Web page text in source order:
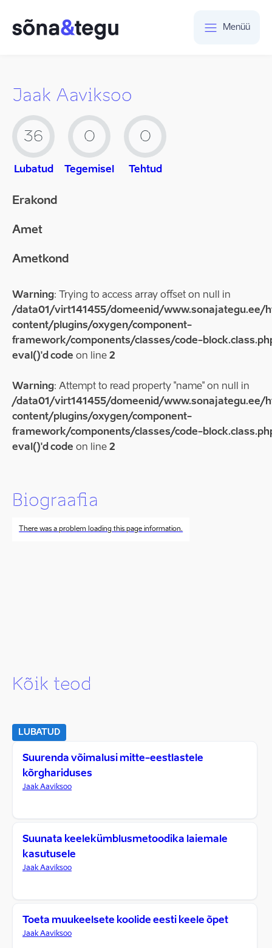
Menüü
Jaak Aaviksoo
36
Lubatud
0
Tegemisel
0
Tehtud
Erakond
Amet
Ametkond
Warning: Trying to access array offset on null in
/data01/virt141455/domeenid/www.sonajategu.ee/
content/plugins/oxygen/component-
framework/components/classes/code-
eval()'d code on line 2
Warning: Attempt to read property "name" on null in
/data01/virt141455/domeenid/www.sonajategu.ee/
content/plugins/oxygen/component-
framework/components/classes/code-
eval()'d code on line 2
Biograafia
There was a problem loading this page information.
Kõik teod
LUBATUD
Suurenda võimalusi mitte-eestlastele
kõrghariduses
Jaak Aaviksoo
Suunata keelekümblusmetoodika laiemale
kasutusele
Jaak Aaviksoo
Toeta muukeelsete koolide eesti keele õpet
Jaak Aaviksoo